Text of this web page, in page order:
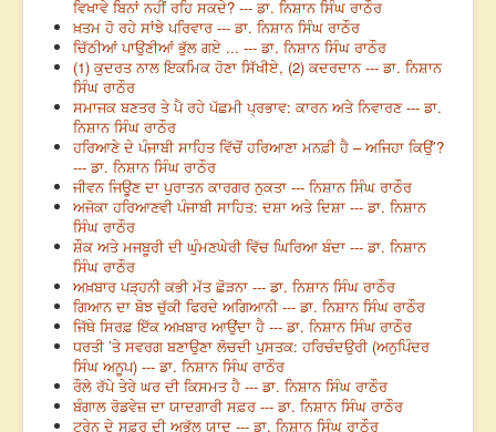
ਵਿਖਾਵੇ ਬਿਨਾਂ ਨਹੀਂ ਰਹਿ ਸਕਦੇ? --- ਡਾ. ਨਿਸ਼ਾਨ ਸਿੰਘ ਰਾਠੌਰ
ਖ਼ਤਮ ਹੋ ਰਹੇ ਸਾਂਝੇ ਪਰਿਵਾਰ --- ਡਾ. ਨਿਸ਼ਾਨ ਸਿੰਘ ਰਾਠੌਰ
ਚਿੱਠੀਆਂ ਪਾਉਣੀਆਂ ਭੁੱਲ ਗਏ ... --- ਡਾ. ਨਿਸ਼ਾਨ ਸਿੰਘ ਰਾਠੌਰ
(1) ਕੁਦਰਤ ਨਾਲ ਇਕਮਿਕ ਹੋਣਾ ਸਿੱਖੀਏ, (2) ਕਦਰਦਾਨ --- ਡਾ. ਨਿਸ਼ਾਨ
ਸਿੰਘ ਰਾਠੌਰ
ਸਮਾਜਕ ਬਣਤਰ ਤੇ ਪੈ ਰਹੇ ਪੱਛਮੀ ਪ੍ਰਭਾਵ: ਕਾਰਨ ਅਤੇ ਨਿਵਾਰਣ --- ਡਾ.
ਨਿਸ਼ਾਨ ਸਿੰਘ ਰਾਠੌਰ
ਹਰਿਆਣੇ ਦੇ ਪੰਜਾਬੀ ਸਾਹਿਤ ਵਿੱਚੋਂ ਹਰਿਆਣਾ ਮਨਫ਼ੀ ਹੈ – ਅਜਿਹਾ ਕਿਉਂ’?
--- ਡਾ. ਨਿਸ਼ਾਨ ਸਿੰਘ ਰਾਠੌਰ
ਜੀਵਨ ਜਿਊਣ ਦਾ ਪੁਰਾਤਨ ਕਾਰਗਰ ਨੁਕਤਾ --- ਨਿਸ਼ਾਨ ਸਿੰਘ ਰਾਠੌਰ
ਅਜੋਕਾ ਹਰਿਆਣਵੀ ਪੰਜਾਬੀ ਸਾਹਿਤ: ਦਸ਼ਾ ਅਤੇ ਦਿਸ਼ਾ --- ਡਾ. ਨਿਸ਼ਾਨ
ਸਿੰਘ ਰਾਠੌਰ
ਸ਼ੌਕ ਅਤੇ ਮਜਬੂਰੀ ਦੀ ਘੁੰਮਣਘੇਰੀ ਵਿੱਚ ਘਿਰਿਆ ਬੰਦਾ --- ਡਾ. ਨਿਸ਼ਾਨ
ਸਿੰਘ ਰਾਠੌਰ
ਅਖ਼ਬਾਰ ਪੜ੍ਹਨੀ ਕਭੀ ਮੱਤ ਛੋੜਨਾ --- ਡਾ. ਨਿਸ਼ਾਨ ਸਿੰਘ ਰਾਠੌਰ
ਗਿਆਨ ਦਾ ਬੋਝ ਚੁੱਕੀ ਫਿਰਦੇ ਅਗਿਆਨੀ --- ਡਾ. ਨਿਸ਼ਾਨ ਸਿੰਘ ਰਾਠੌਰ
ਜਿੱਥੇ ਸਿਰਫ਼ ਇੱਕ ਅਖ਼ਬਾਰ ਆਉਂਦਾ ਹੈ --- ਡਾ. ਨਿਸ਼ਾਨ ਸਿੰਘ ਰਾਠੌਰ
ਧਰਤੀ ’ਤੇ ਸਵਰਗ ਬਣਾਉਣਾ ਲੋਚਦੀ ਪੁਸਤਕ: ਹਰਿਚੰਦਉਰੀ (ਅਨੁਪਿੰਦਰ
ਸਿੰਘ ਅਨੂਪ) --- ਡਾ. ਨਿਸ਼ਾਨ ਸਿੰਘ ਰਾਠੌਰ
ਰੌਲੇ ਰੱਪੇ ਤੇਰੇ ਘਰ ਦੀ ਕਿਸਮਤ ਹੈ --- ਡਾ. ਨਿਸ਼ਾਨ ਸਿੰਘ ਰਾਠੌਰ
ਬੰਗਾਲ ਰੋਡਵੇਜ਼ ਦਾ ਯਾਦਗਾਰੀ ਸਫ਼ਰ --- ਡਾ. ਨਿਸ਼ਾਨ ਸਿੰਘ ਰਾਠੌਰ
ਟਰੇਨ ਦੇ ਸਫ਼ਰ ਦੀ ਅਭੁੱਲ ਯਾਦ --- ਡਾ. ਨਿਸ਼ਾਨ ਸਿੰਘ ਰਾਠੌਰ